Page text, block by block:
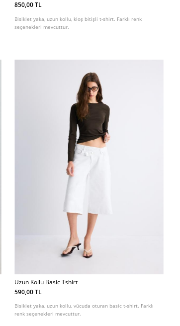
850,00 TL
Bisiklet yaka, uzun kollu, kloş bitişli t-shirt. Farklı renk
seçenekleri mevcuttur.
Uzun Kollu Basic Tshirt
590,00 TL
Bisiklet yaka, uzun kollu, vücuda oturan basic t-shirt. Farklı
renk seçenekleri mevcuttur.